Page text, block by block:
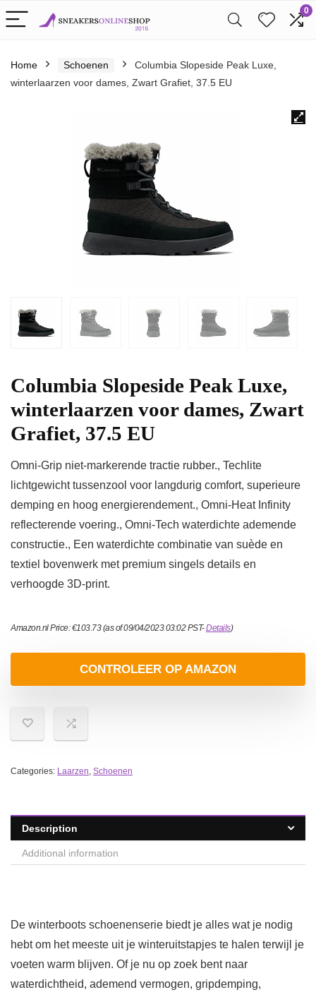
0
Home Schoenen
Columbia Slopeside Peak Luxe,
winterlaarzen voor dames, Zwart Grafiet, 37.5 EU
Columbia Slopeside Peak Luxe,
winterlaarzen voor dames, Zwart
Grafiet, 37.5 EU
Omni-Grip niet-markerende tractie rubber., Techlite
lichtgewicht tussenzool voor langdurig comfort, superieure
demping en hoog energierendement., Omni-Heat Infinity
reflecterende voering., Omni-Tech waterdichte ademende
constructie., Een waterdichte combinatie van suède en
textiel bovenwerk met premium singels details en
verhoogde 3D-print.
Amazon.nl Price:€103.73(as of 09/04/2023 03:02 PST-Details)
CONTROLEER OP AMAZON
Categories: Laarzen, Schoenen
Description
Additional information
De winterboots schoenenserie biedt je alles wat je nodig
hebt om het meeste uit je winteruitstapjes te halen terwijl je
voeten warm blijven. Of je nu op zoek bent naar
waterdichtheid, ademend vermogen, gripdemping,